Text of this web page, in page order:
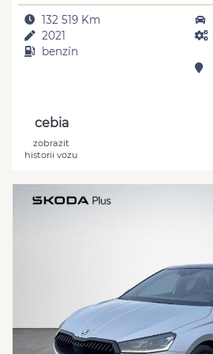
132 519 Km
2021
benzín
cebia
zobrazit
historii vozu